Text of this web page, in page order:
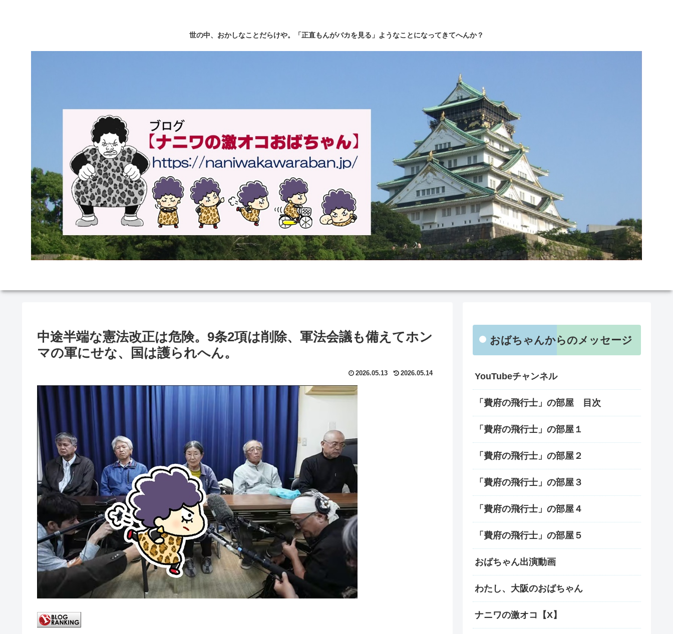
世の中、おかしなことだらけや。「正直もんがバカを見る」ようなことになってきてへんか？
中途半端な憲法改正は危険。9条2項は削除、軍法会議も備えてホン
マの軍にせな、国は護られへん。
2026.05.13 2026.05.14
おばちゃんからのメッセージ
YouTubeチャンネル
「費府の飛行士」の部屋 目次
「費府の飛行士」の部屋１
「費府の飛行士」の部屋２
「費府の飛行士」の部屋３
「費府の飛行士」の部屋４
「費府の飛行士」の部屋５
おばちゃん出演動画
わたし、大阪のおばちゃん
ナニワの激オコ【X】